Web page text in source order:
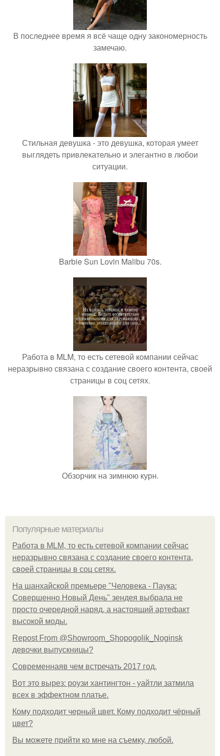
В последнее время я всё чаще одну закономерность
замечаю.
Стильная девушка - это девушка, которая умеет
выглядеть привлекательно и элегантно в любои
ситуации.
Barbie Sun Lovin Malibu 70s.
Работа в MLM, то есть сетевой компании сейчас
неразрывно связана с создание своего контента, своей
страницы в соц сетях.
Обзорчик на зимнюю курн.
Популярные материалы
Работа в MLM, то есть сетевой компании сейчас
неразрывно связана с создание своего контента,
своей страницы в соц сетях.
На шанхайской премьере "Человека - Паука:
Совершенно Новый День" зендея выбрала не
просто очередной наряд, а настоящий артефакт
высокой моды.
Repost From @Showroom_Shopogolik_Noginsk
девочки выпускницы?
Современнаяв чем встречать 2017 год.
Вот это вырез: роузи хантингтон - уайтли затмила
всех в эффектном платьe.
Кому подходит черный цвет. Кому подходит чёрный
цвет?
Вы можете прийти ко мне на съемку, любой.